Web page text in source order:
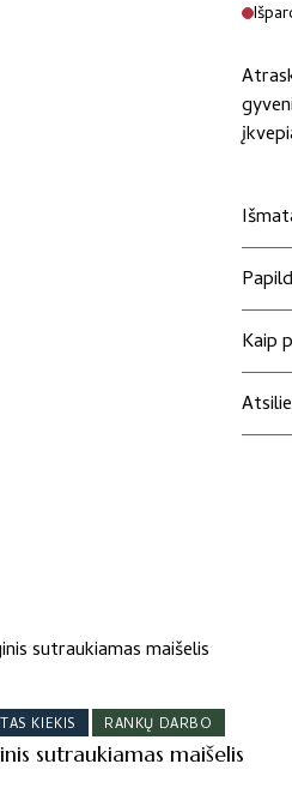
Kaip
KIEKIS RANKŲ DARBO
sutraukiamas maišelis